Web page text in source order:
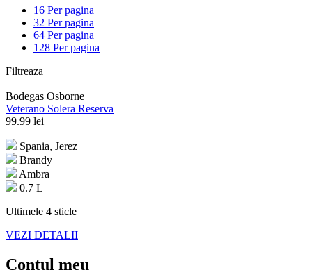
16 Per pagina
32 Per pagina
64 Per pagina
128 Per pagina
Filtreaza
Bodegas Osborne
Veterano Solera Reserva
99.99 lei
Spania, Jerez
Brandy
Ambra
0.7 L
Ultimele 4 sticle
VEZI DETALII
Contul meu